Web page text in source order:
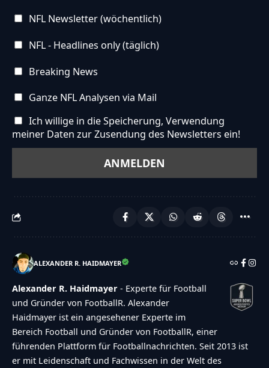
NFL Newsletter (wöchentlich)
NFL - Headlines only (täglich)
Breaking News
Ganze NFL Analysen via Mail
Ich willige in die Speicherung, Verwendung
meiner Daten zur Zusendung des Newsletters ein!
ALEXANDER R. HAIDMAYER
Alexander R. Haidmayer - Experte für Football
und Gründer von FootballR. Alexander
Haidmayer ist ein angesehener Experte im
Bereich Football und Gründer von FootballR, einer
führenden Plattform für Footballnachrichten. Seit 2013 ist
er mit Leidenschaft und Fachwissen in der Welt des